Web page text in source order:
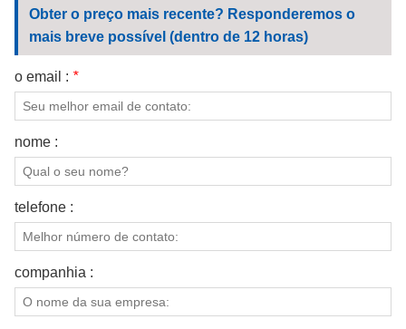
Obter o preço mais recente? Responderemos o
mais breve possível (dentro de 12 horas)
o email : *
nome :
telefone :
companhia :